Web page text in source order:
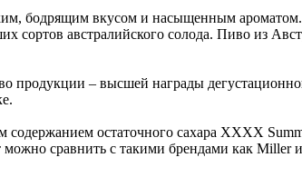
бодрящим вкусом и насыщенным ароматом.
сортов австралийского солода. Пиво из
продукции – высшей награды
остаточного сахара XXXX
сравнить с такими брендами как Miller